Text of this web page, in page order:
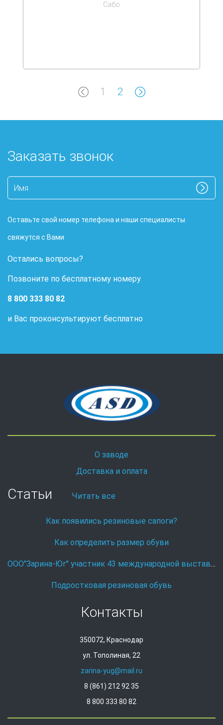
Сабо
1 2
Заказать звонок
Оставьте свой номер телефона и наши специалисты
свяжутся с Вами
Остались вопросы?
Позвоните по бесплатному номеру
8 800 333 80 82
и Вас проконсультируют бесплатно
О заводе
Доставка и оплата
Статьи Читать все
Как появились резиновые сапоги?
Как определить размер обуви
ООО"Зарина-Юг" участник 43 международной выставке Охота и рыболовство на Руси.
Подростковая резиновая обувь
Контакты
350072, Краснодар
ул. Тополиная, 22
zarina-yug@mail.ru
8 (861) 212 92 35
8 800 333 80 82